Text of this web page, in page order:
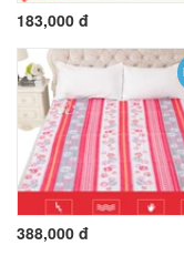
183,000 đ
388,000 đ